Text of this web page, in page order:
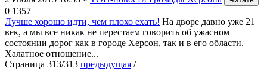
0 1357
Лучше хорошо идти, чем плохо ехать! На дворе давно уже 21
век, а мы все никак не перестаем говорить об ужасном
состоянии дорог как в городе Херсон, так и в его области.
Халатное отношение...
Страница 313/313 предыдущая /